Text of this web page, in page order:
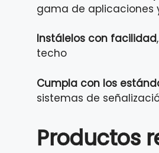
gama de aplicaciones
Instálelos con facilidad
techo
Cumpla con los
sistemas de
Productos